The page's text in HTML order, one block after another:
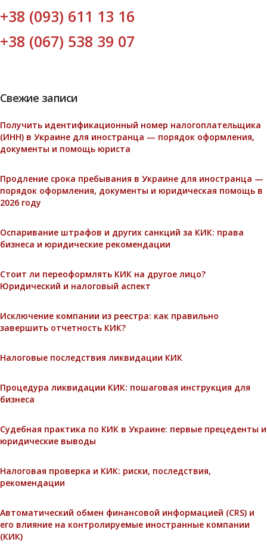
+38 (093) 611 13 16
+38 (067) 538 39 07
Свежие записи
Получить идентификационный номер налогоплательщика
(ИНН) в Украине для иностранца — порядок оформления,
документы и помощь юриста
Продление срока пребывания в Украине для иностранца —
порядок оформления, документы и юридическая помощь в
2026 году
Оспаривание штрафов и других санкций за КИК: права
бизнеса и юридические рекомендации
Стоит ли переоформлять КИК на другое лицо?
Юридический и налоговый аспект
Исключение компании из реестра: как правильно
завершить отчетность КИК?
Налоговые последствия ликвидации КИК
Процедура ликвидации КИК: пошаговая инструкция для
бизнеса
Судебная практика по КИК в Украине: первые прецеденты и
юридические выводы
Налоговая проверка и КИК: риски, последствия,
рекомендации
Автоматический обмен финансовой информацией (CRS) и
его влияние на контролируемые иностранные компании
(КИК)